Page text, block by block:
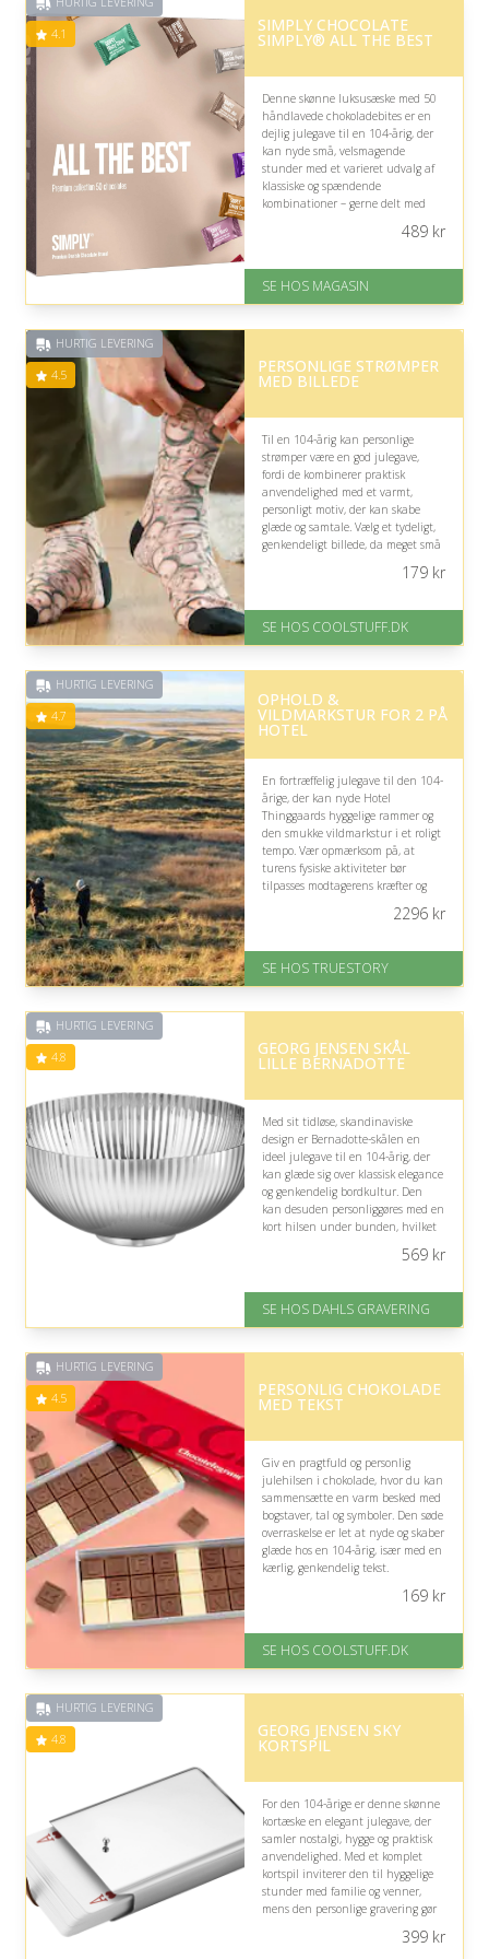
4.1 SIMPLY CHOCOLATE
SIMPLY® ALL THE BEST
Denne skønne luksusæske med 50
håndlavede chokoladebites er en
dejlig julegave til en 104-årig, der
kan nyde små, velsmagende
stunder med et varieret udvalg af
klassiske og spændende
kombinationer – gerne delt med
God Trustpilot rating på 4.1 ud
489kr
SE HOS MAGASIN
HURTIG LEVERING
4.5 PERSONLIGE STRØMPER
MED BILLEDE
Til en 104-årig kan personlige
strømper være en god julegave,
fordi de kombinerer praktisk
anvendelighed med et varmt,
personligt motiv, der kan skabe
glæde og samtale. Vælg et tydeligt,
genkendeligt billede, da meget små
er 1-3 hverdage.
på 4.5 ud af 5
179kr
SE HOS COOLSTUFF.DK
HURTIG LEVERING
4.7
OPHOLD &
VILDMARKSTUR FOR 2 PÅ
HOTEL
En fortræffelig julegave til den 104-
årige, der kan nyde Hotel
Thinggaards hyggelige rammer og
den smukke vildmarkstur i et roligt
tempo. Vær opmærksom på, at
turens fysiske aktiviteter bør
tilpasses modtagerens kræfter og
På lager
Levering: 1-2 dages levering.
samme
på 4.7 ud af 5
2296kr
SE HOS TRUESTORY
HURTIG LEVERING
4.8 GEORG JENSEN SKÅL
LILLE BERNADOTTE
Med sit tidløse, skandinaviske
design er Bernadotte-skålen en
ideel julegave til en 104-årig, der
kan glæde sig over klassisk elegance
og genkendelig bordkultur. Den
kan desuden personliggøres med en
kort hilsen under bunden, hvilket
På lager
Levering: 2-3 dage
Fremragende Trustpilot rating
569kr
SE HOS DAHLS GRAVERING
HURTIG LEVERING
4.5 PERSONLIG CHOKOLADE
MED TEKST
Giv en pragtfuld og personlig
julehilsen i chokolade, hvor du kan
sammensætte en varm besked med
bogstaver, tal og symboler. Den søde
overraskelse er let at nyde og skaber
glæde hos en 104-årig, især med en
kærlig, genkendelig tekst.
Fremragende Trustpilot rating
169kr
SE HOS COOLSTUFF.DK
HURTIG LEVERING
4.8 GEORG JENSEN SKY
KORTSPIL
For den 104-årige er denne skønne
kortæske en elegant julegave, der
samler nostalgi, hygge og praktisk
anvendelighed. Med et komplet
kortspil inviterer den til hyggelige
stunder med familie og venner,
mens den personlige gravering gør
399kr